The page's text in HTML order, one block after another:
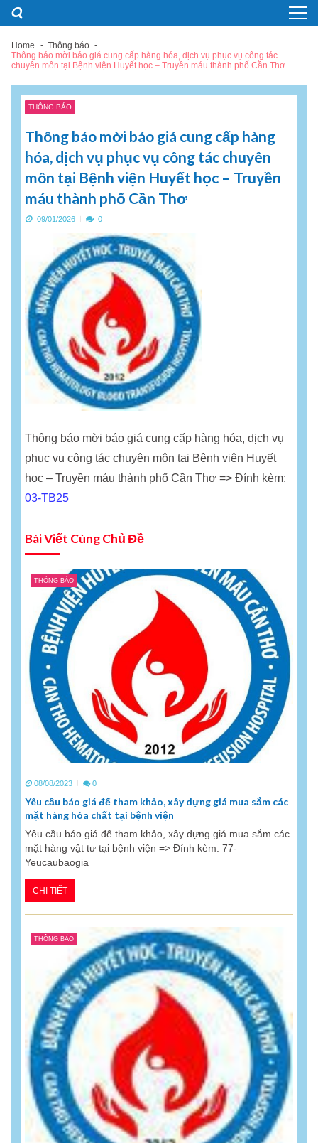
Skip
navigation
Skip
content
Home
Thông báo
Thông báo mời báo giá cung cấp hàng hóa, dịch vụ phục vụ công tác
chuyên môn tại Bệnh viện Huyết học – Truyền máu thành phố Cần Thơ
THÔNG BÁO
Thông báo mời báo giá cung cấp hàng
hóa, dịch vụ phục vụ công tác chuyên
môn tại Bệnh viện Huyết học – Truyền
máu thành phố Cần Thơ
09/01/2026 0
Thông báo mời báo giá cung cấp hàng hóa, dịch vụ
phục vụ công tác chuyên môn tại Bệnh viện Huyết
học – Truyền máu thành phố Cần Thơ => Đính kèm:
03-TB25
Bài Viết Cùng Chủ Đề
THÔNG BÁO
08/08/2023 0
Yêu cầu báo giá để tham khảo, xây dựng giá mua sắm các
mặt hàng hóa chất tại bệnh viện
Yêu cầu báo giá để tham khảo, xây dựng giá mua sắm các
mặt hàng vật tư tại bệnh viện => Đính kèm: 77-
Yeucaubaogia
CHI TIẾT
THÔNG BÁO